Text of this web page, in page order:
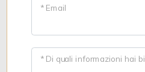
* Email
* Di quali informazioni hai